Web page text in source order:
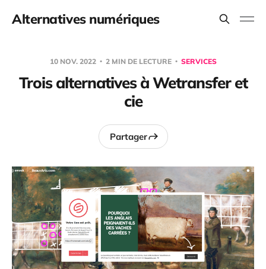
Alternatives numériques
10 NOV. 2022 2 MIN DE LECTURE SERVICES
Trois alternatives à Wetransfer et
cie
Partager